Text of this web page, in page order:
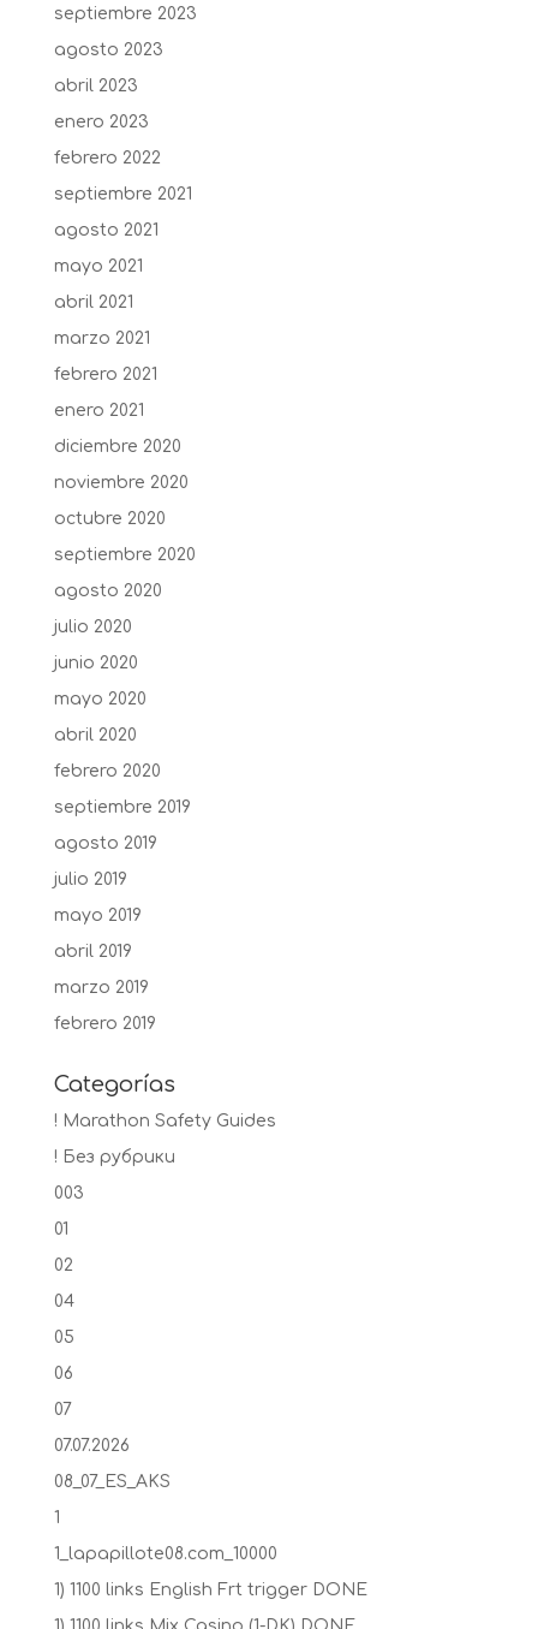
septiembre 2023
agosto 2023
abril 2023
enero 2023
febrero 2022
septiembre 2021
agosto 2021
mayo 2021
abril 2021
marzo 2021
febrero 2021
enero 2021
diciembre 2020
noviembre 2020
octubre 2020
septiembre 2020
agosto 2020
julio 2020
junio 2020
mayo 2020
abril 2020
febrero 2020
septiembre 2019
agosto 2019
julio 2019
mayo 2019
abril 2019
marzo 2019
febrero 2019
Categorías
! Marathon Safety Guides
! Без рубрики
003
01
02
04
05
06
07
07.07.2026
08_07_ES_AKS
1
1_lapapillote08.com_10000
1) 1100 links English Frt trigger DONE